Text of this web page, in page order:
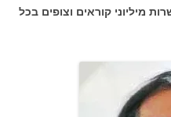
מיליוני קוראים וצופים בכל